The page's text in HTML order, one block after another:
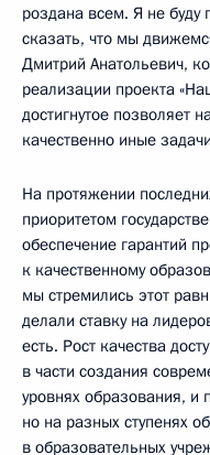
роздана всем. Я не буду
сказать, что мы
Дмитрий Анатольевич,
реализации проекта
достигнутое позволяет
качественно иные
На протяжении
приоритетом
обеспечение гарантий
к качественному
мы стремились этот
делали ставку на
есть. Рост качества
в части создания
уровнях образования, и
но на разных ступенях
в образовательных